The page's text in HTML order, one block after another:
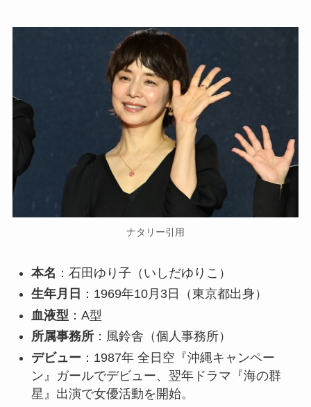
ナタリー引用
本名 ：石田ゆり子（いしだゆりこ）
生年月日 ：1969年10月3日（東京都出身）
血液型 ：A型
所属事務所：風鈴舎（個人事務所）
デビュー ：1987年 全日空『沖縄キャンペー
ン』ガールでデビュー、翌年ドラマ『海の群
星』出演で女優活動を開始。